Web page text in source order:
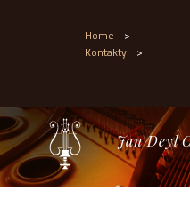
Home >
Kontakty >
Jan Deyl